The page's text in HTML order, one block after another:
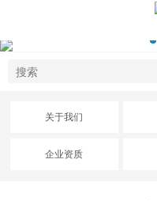
关于我们
企业资质